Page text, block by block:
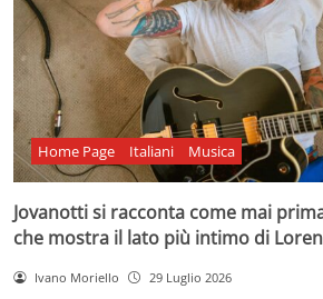
Home Page Italiani Musica
Jovanotti si racconta come mai
che mostra il lato più intimo di
Ivano Moriello 29 Luglio 2026